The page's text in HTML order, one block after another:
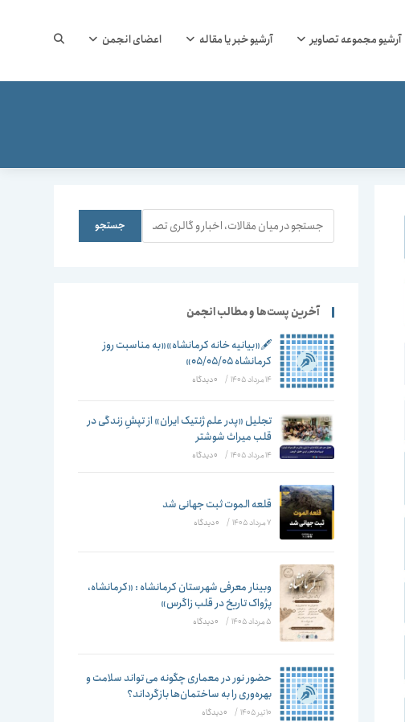
آرشیو مجموعه تصاویر آرشیو خبر یا مقاله اعضای انجمن جستجوی
جستجو جستجو
آخرین پست‌ها و مطالب انجمن
🖋️«بیانیه خانه کرمانشاه»«به مناسبت روز
کرمانشاه ۰۵/۰۵/۰۵»
14 مرداد 1405 / ۰ دیدگاه
تجلیل «پدر علم ژنتیک ایران» از تپشِ زندگی در
قلب میراث شوشتر
14 مرداد 1405 / ۰ دیدگاه
قلعه الموت ثبت جهانی شد
7 مرداد 1405 / ۰ دیدگاه
وبینار معرفی شهرستان کرمانشاه : «کرمانشاه،
پژواک تاریخ در قلب زاگرس»
5 مرداد 1405 / ۰ دیدگاه
حضور نور در معماری چگونه می تواند سلامت و
بهره‌وری را به ساختمان‌ها بازگرداند؟
10 تیر 1405 / ۰ دیدگاه